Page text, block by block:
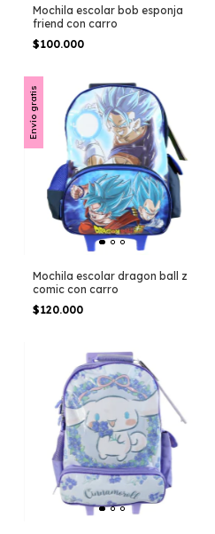
Mochila escolar bob esponja
friend con carro
$100.000
Envío gratis
Mochila escolar dragon ball z
comic con carro
$120.000